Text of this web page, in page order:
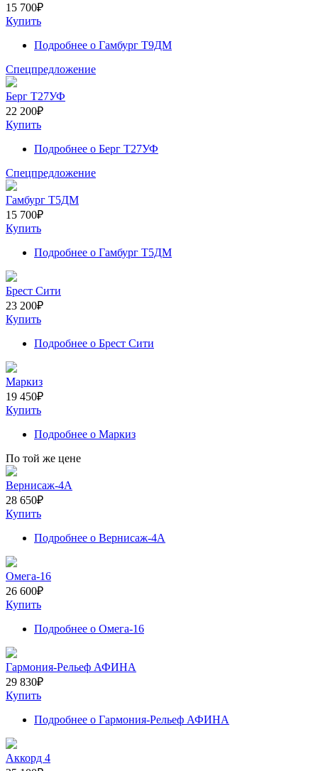
15 700₽
Купить
Подробнее о Гамбург Т9ДМ
Спецпредложение
Берг Т27УФ
22 200₽
Купить
Подробнее о Берг Т27УФ
Спецпредложение
Гамбург Т5ДМ
15 700₽
Купить
Подробнее о Гамбург Т5ДМ
Брест Сити
23 200₽
Купить
Подробнее о Брест Сити
Маркиз
19 450₽
Купить
Подробнее о Маркиз
По той же цене
Вернисаж-4А
28 650₽
Купить
Подробнее о Вернисаж-4А
Омега-16
26 600₽
Купить
Подробнее о Омега-16
Гармония-Рельеф АФИНА
29 830₽
Купить
Подробнее о Гармония-Рельеф АФИНА
Аккорд 4